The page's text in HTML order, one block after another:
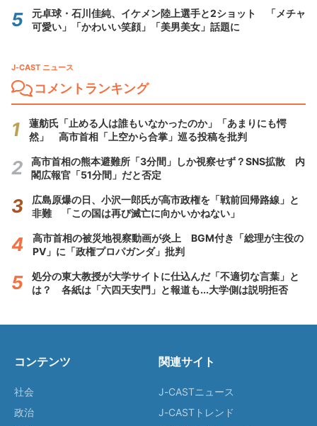
元卓球・石川佳純、イケメン陸上選手と2ショット 「メチャ
可愛い」「かわいい笑顔」「美男美女」話題に
J-CAST ニュース
コメントランキング
蓮舫氏「止める人は誰もいなかったのか」「あまりにも愕
然」 高市首相「上空から合掌」巡る投稿を批判
高市首相の熊本避難所「3分間」しか視察せず？SNS拡散 内
閣広報官「51分間」だと否定
広島原爆の日、小沢一郎氏が高市政権を「戦前回帰路線」と
非難 「この国は再び滅亡に向かいかねない」
高市首相の被災地視察動画が炎上 BGM付き「総理が主役の
PV」に「政権プロパガンダ」批判
処分の東大教授が大学サイトに仕込んだ「不適切な言葉」と
は？ 各紙は「六四天安門」と報道も...大学側は説明拒否
コンテンツ
社会
政治
関連サイト
J-CASTニュース
J-CASTトレンド